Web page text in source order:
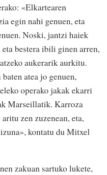
«Elkartearen
egin nahi genuen, eta
Noski, jantzi haiek
bestera ibili ginen arren,
aukerarik aurkitu.
atea jo genuen,
operako jakak ekarri
Marseillatik. Karroza
zen zuzenean, eta,
kontatu du Mitxel
zakuan sartuko lukete,